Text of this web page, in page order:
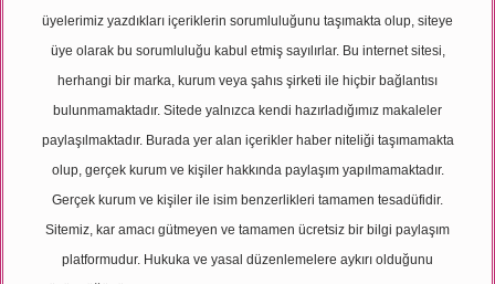
üyelerimiz yazdıkları içeriklerin sorumluluğunu taşımakta olup, siteye
üye olarak bu sorumluluğu kabul etmiş sayılırlar. Bu internet sitesi,
herhangi bir marka, kurum veya şahıs şirketi ile hiçbir bağlantısı
bulunmamaktadır. Sitede yalnızca kendi hazırladığımız makaleler
paylaşılmaktadır. Burada yer alan içerikler haber niteliği taşımamakta
olup, gerçek kurum ve kişiler hakkında paylaşım yapılmamaktadır.
Gerçek kurum ve kişiler ile isim benzerlikleri tamamen tesadüfidir.
Sitemiz, kar amacı gütmeyen ve tamamen ücretsiz bir bilgi paylaşım
platformudur. Hukuka ve yasal düzenlemelere aykırı olduğunu